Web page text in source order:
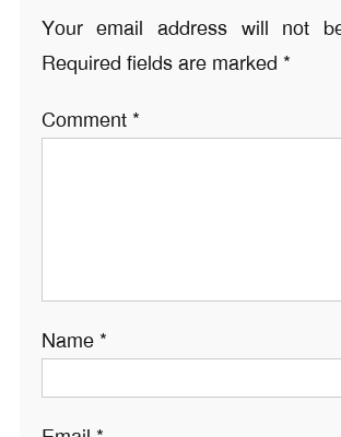
Your email address will not
Required fields are marked *
Comment *
Name *